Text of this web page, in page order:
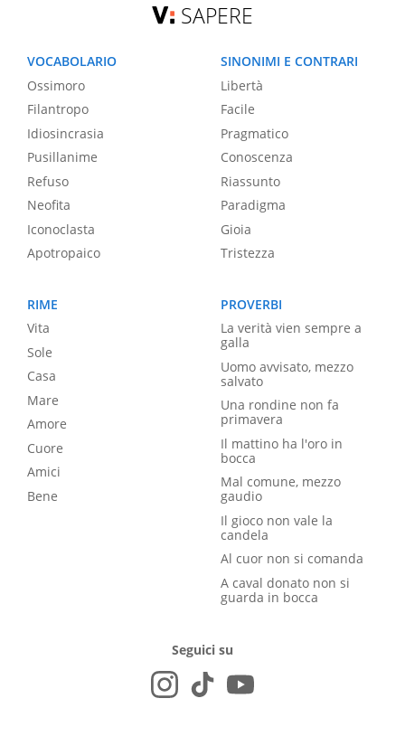
SAPERE
VOCABOLARIO
Ossimoro
Filantropo
Idiosincrasia
Pusillanime
Refuso
Neofita
Iconoclasta
Apotropaico
SINONIMI E CONTRARI
Libertà
Facile
Pragmatico
Conoscenza
Riassunto
Paradigma
Gioia
Tristezza
RIME
Vita
Sole
Casa
Mare
Amore
Cuore
Amici
Bene
PROVERBI
La verità vien sempre a
galla
Uomo avvisato, mezzo
salvato
Una rondine non fa
primavera
Il mattino ha l'oro in
bocca
Mal comune, mezzo
gaudio
Il gioco non vale la
candela
Al cuor non si comanda
A caval donato non si
guarda in bocca
Seguici su